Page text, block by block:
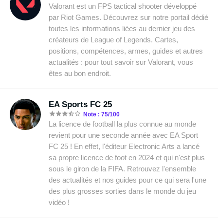
Valorant est un FPS tactical shooter développé
par Riot Games. Découvrez sur notre portail dédié
toutes les informations liées au dernier jeu des
créateurs de League of Legends. Cartes,
positions, compétences, armes, guides et autres
actualités : pour tout savoir sur Valorant, vous
êtes au bon endroit.
EA Sports FC 25
Note : 75/100
La licence de football la plus connue au monde
revient pour une seconde année avec EA Sport
FC 25 ! En effet, l'éditeur Electronic Arts a lancé
sa propre licence de foot en 2024 et qui n'est plus
sous le giron de la FIFA. Retrouvez l'ensemble
des actualités et nos guides pour ce qui sera l'une
des plus grosses sorties dans le monde du jeu
vidéo !